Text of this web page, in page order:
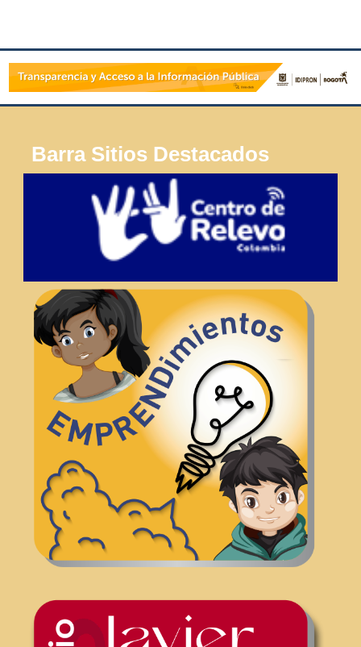
Barra Sitios Destacados